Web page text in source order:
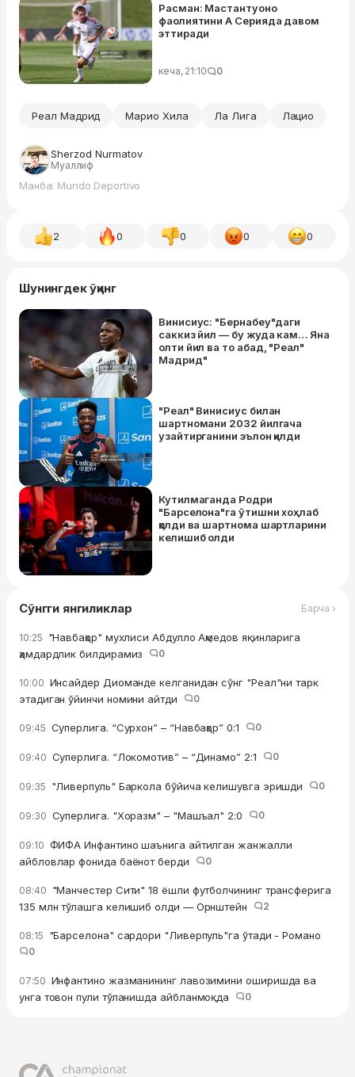
Расман: Мастантуоно
фаолиятини А Серияда давом
эттиради
кеча, 21:10 0
Реал Мадрид Марио Хила Ла Лига Лацио
Sherzod Nurmatov
Муаллиф
Манба: Mundo Deportivo
2 0 0 0 0
Шунингдек ўқинг
Винисиус: "Бернабеу"даги
саккиз йил — бу жуда кам… Яна
олти йил ва то абад, "Реал"
Мадрид"
"Реал" Винисиус билан
шартномани 2032 йилгача
узайтирганини эълон қилди
Кутилмаганда Родри
"Барселона"га ўтишни хоҳлаб
қолди ва шартнома шартларини
келишиб олди
Сўнгги янгиликлар Барча ›
10:25 "Навбаҳор" мухлиси Абдулло Аҳмедов яқинларига
ҳамдардлик билдирамиз
0
10:00 Инсайдер Диоманде келганидан сўнг "Реал"ни тарк
этадиган ўйинчи номини айтди
0
09:45 Суперлига. “Сурхон” – “Навбаҳор” 0:1 0
09:40 Суперлига. “Локомотив” – “Динамо” 2:1 0
09:35 "Ливерпуль" Баркола бўйича келишувга эришди 0
09:30 Суперлига. "Хоразм" – "Машъал" 2:0 0
09:10 ФИФА Инфантино шаънига айтилган жанжалли
айбловлар фонида баёнот берди
0
08:40 "Манчестер Сити" 18 ёшли футболчининг трансферига
135 млн тўлашга келишиб олди — Орнштейн
2
08:15 "Барселона" сардори "Ливерпуль"га ўтади - Романо
0
07:50 Инфантино жазманининг лавозимини оширишда ва
унга товон пули тўланишда айбланмоқда
0